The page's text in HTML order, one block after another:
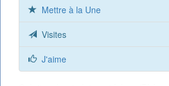
Mettre à la Une
Visites
J'aime